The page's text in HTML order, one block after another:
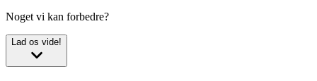
Noget vi kan forbedre?
Lad os vide!